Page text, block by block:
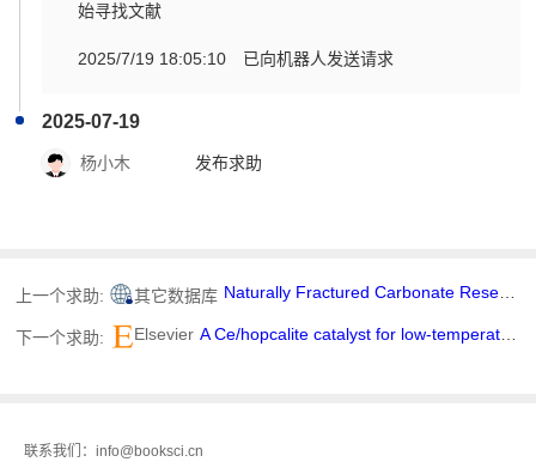
始寻找文献
2025/7/19 18:05:10 已向机器人发送请求
2025-07-19
杨小木 发布求助
上一个求助: 其它数据库 Naturally Fractured Carbonate Reservoir Characterization: A Case Study of a Mature High-Pour Point Oil Field in Hungary
下一个求助: Elsevier A Ce/hopcalite catalyst for low-temperature oxidation of CO:Preparation, performance and mechanism
联系我们：info@booksci.cn